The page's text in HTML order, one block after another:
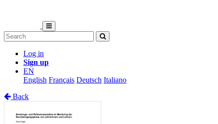
Log in
Sign up
EN
English Français Deutsch Italiano
Back